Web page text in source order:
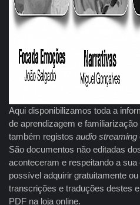
Aqui disponibilizamos toda a
de aprendizagem e
também registos audio streaming
São documentos não editadas
aconteceram e respeitando a
possível adquirir gratuitamente
transcrições e traduções destes
PDF na loja online.